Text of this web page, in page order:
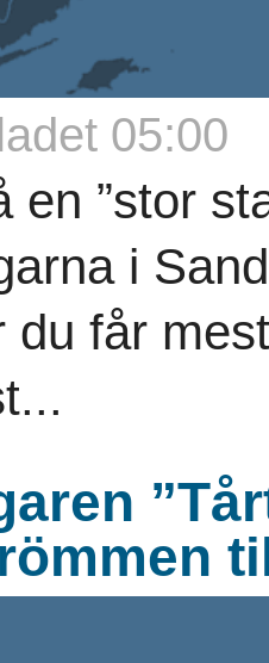
05:00
en ”stor
i
du får